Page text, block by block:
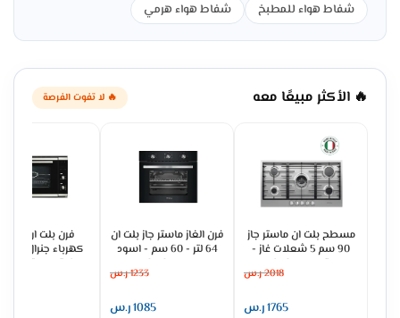
شفاط هواء للمطبخ
شفاط هواء هرمي
🔥 الأكثر مبيعًا معه 🔥 لا تفوت الفرصة
مسطح بلت ان ماستر جاز
90 سم 5 شعلات غاز -
ستيل H95GLFX
2018ر.س
1765ر.س
فرن الغاز ماستر جاز بلت ان
64 لتر - 60 سم - اسود
MGBGF-HIB
1233ر.س
1085ر.س
كهرباء جنرال
93 لتر ديجيتال -